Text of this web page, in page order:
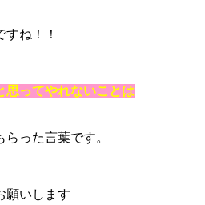
ね！！
思ってやれないことは
った言葉です。
願いします